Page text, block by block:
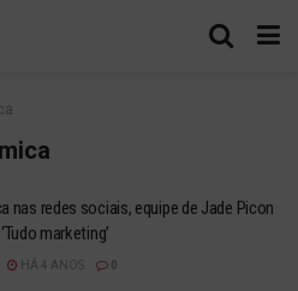
nas redes sociais, equipe de Jade Picon
marketing’
HÁ 4 ANOS